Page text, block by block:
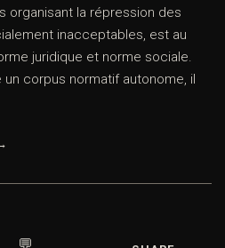
organisant la répression des
inacceptables, est au
juridique et norme sociale.
corpus normatif autonome, il